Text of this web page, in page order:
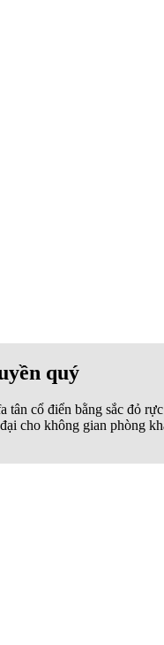
quý
tân cổ điển bằng sắc đỏ
cho không gian phòng